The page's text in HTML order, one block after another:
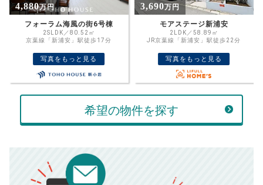
住宅ローン
金利
%
ボーナス
返済金額
万円
万円
返済シミュレーション計算結果
資金計画のために査定額や希望売却価
格を入力して活用するのもおすすめ◎
売却価格
計算する
00万円
3,690万円
モアステージ新浦安
2LDK／58.89㎡
JR京葉線「新浦安」駅徒歩22分
写真をもっと見る
4,190万円
今川団地38号棟
4LDK／83.76㎡
京葉線「新浦安」駅徒歩18分
写真をもっと見る
希望の物件を探す